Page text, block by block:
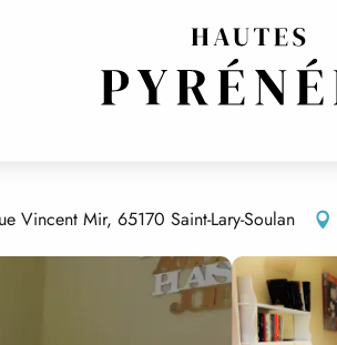
ARAGON
Vincent Mir, 65170 Saint-Lary-Soulan